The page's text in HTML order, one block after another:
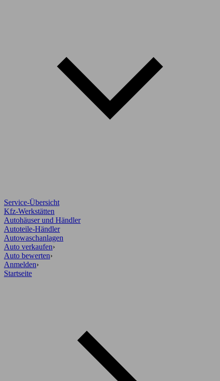
Service-Übersicht
Kfz-Werkstätten
Autohäuser und Händler
Autoteile-Händler
Autowaschanlagen
Auto verkaufen›
Auto bewerten›
Anmelden›
Startseite